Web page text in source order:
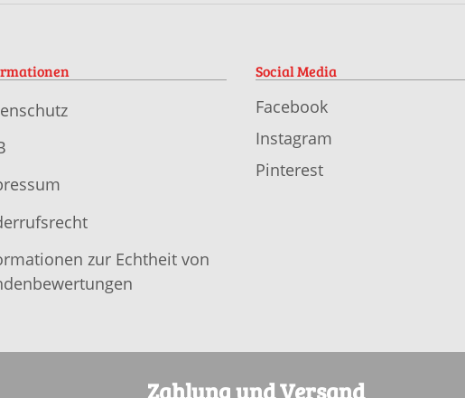
zur Echtheit von
Social Media
Facebook
Instagram
Pinterest
Zahlung und Versand